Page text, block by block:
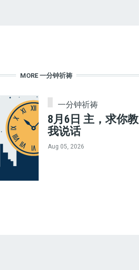
MORE 一分钟祈祷
一分钟祈祷
8月6日 主，求你教
我说话
Aug 05, 2026